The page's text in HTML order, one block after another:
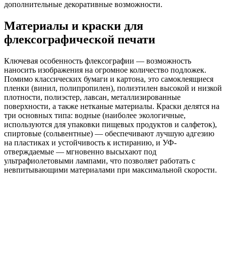
дополнительные декоративные возможности.
Материалы и краски для
флексографической печати
Ключевая особенность флексографии — возможность
наносить изображения на огромное количество подложек.
Помимо классических бумаги и картона, это самоклеящиеся
пленки (винил, полипропилен), полиэтилен высокой и низкой
плотности, полиэстер, лавсан, металлизированные
поверхности, а также нетканые материалы. Краски делятся на
три основных типа: водные (наиболее экологичные,
используются для упаковки пищевых продуктов и салфеток),
спиртовые (сольвентные) — обеспечивают лучшую адгезию
на пластиках и устойчивость к истиранию, и УФ-
отверждаемые — мгновенно высыхают под
ультрафиолетовыми лампами, что позволяет работать с
невпитывающими материалами при максимальной скорости.